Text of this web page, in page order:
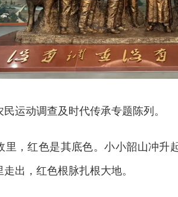
运动调查及时代传承专题陈列。
里，红色是其底色。小小韶山冲升
出，红色根脉扎根大地。